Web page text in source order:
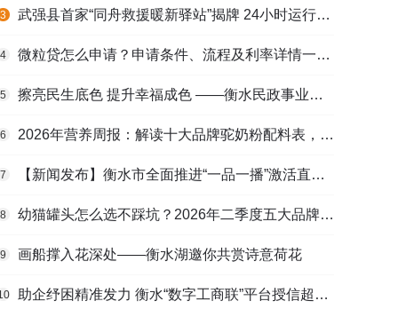
3 武强县首家“同舟救援暖新驿站”揭牌 24小时运行守护户外劳动者
4 微粒贷怎么申请？申请条件、流程及利率详情一文看懂
5 擦亮民生底色 提升幸福成色 ——衡水民政事业高质量发展综述
6 2026年营养周报：解读十大品牌驼奶粉配料表，识别纯驼乳与益生元
7 【新闻发布】衡水市全面推进“一品一播”激活直播电商发展新动能
8 幼猫罐头怎么选不踩坑？2026年二季度五大品牌肠胃适配营养安全
9 画船撑入花深处——衡水湖邀你共赏诗意荷花
助企纾困精准发力 衡水“数字工商联”平台授信超165亿元